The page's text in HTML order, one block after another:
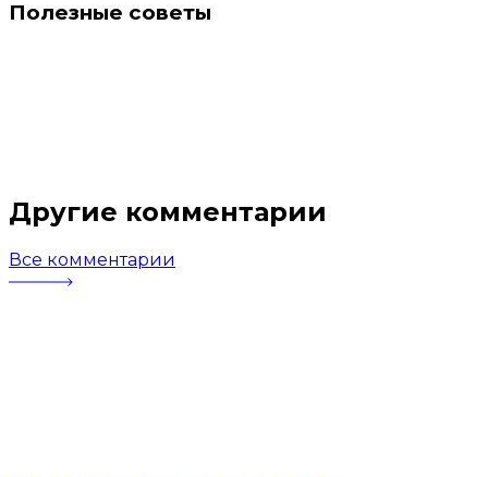
Полезные советы
Другие комментарии
Все комментарии